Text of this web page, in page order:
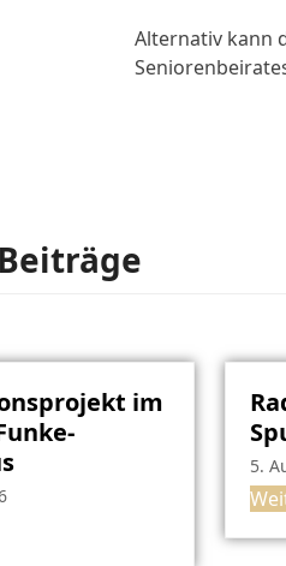
Alternativ kann
im
5.